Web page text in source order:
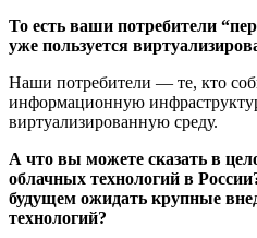
То есть ваши потребители
уже пользуется
Наши потребители — те, кто
информационную
виртуализированную среду.
А что вы можете сказать в
облачных технологий в
будущем ожидать крупные
технологий?